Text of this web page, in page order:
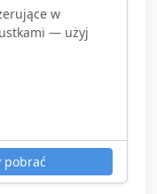
w
— użyj
pobrać